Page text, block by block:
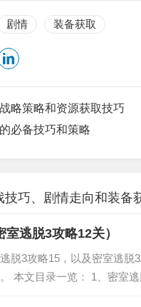
剧情 装备获取
略策略和资源获取技巧
必备技巧和策略
巧、剧情走向和装备
逃脱3攻略12关）
脱3攻略15，以及密室逃
本文目录一览： 1、密室
攻略 3、密室逃脱3